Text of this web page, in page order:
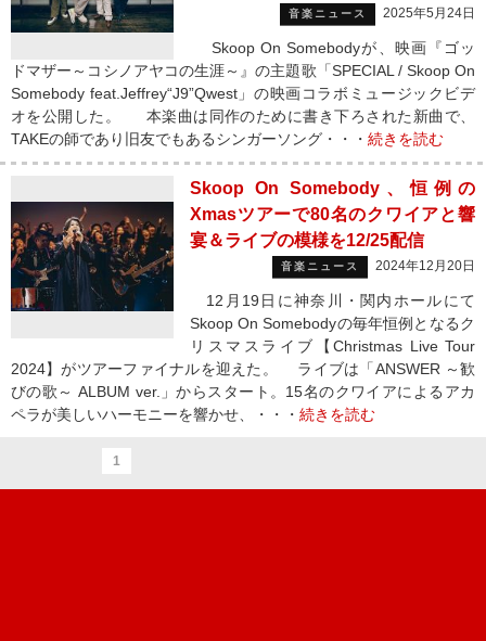
音楽ニュース 2025年5月24日
Skoop On Somebodyが、映画『ゴッ
ドマザー～コシノアヤコの生涯～』の主題歌「SPECIAL / Skoop On
Somebody feat.Jeffrey“J9”Qwest」の映画コラボミュージックビデ
オを公開した。 本楽曲は同作のために書き下ろされた新曲で、
TAKEの師であり旧友でもあるシンガーソング・・・ 続きを読む
Skoop On Somebody、恒例の
Xmasツアーで80名のクワイアと響
宴＆ライブの模様を12/25配信
音楽ニュース 2024年12月20日
12月19日に神奈川・関内ホールにて
Skoop On Somebodyの毎年恒例となるク
リスマスライブ【Christmas Live Tour
2024】がツアーファイナルを迎えた。 ライブは「ANSWER ～歓
びの歌～ ALBUM ver.」からスタート。15名のクワイアによるアカ
ペラが美しいハーモニーを響かせ、・・・ 続きを読む
1